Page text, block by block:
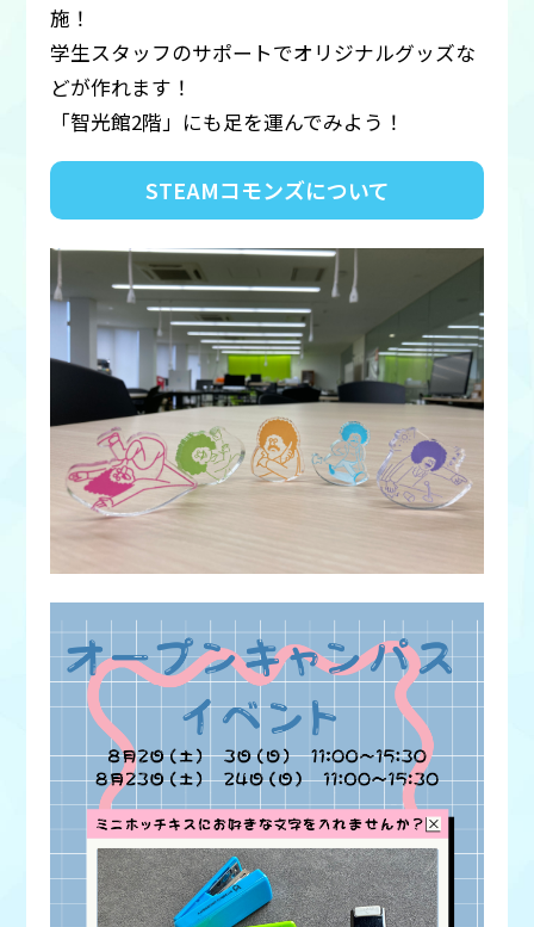
施！
学生スタッフのサポートでオリジナルグッズな
どが作れます！
「智光館2階」にも足を運んでみよう！
STEAMコモンズについて